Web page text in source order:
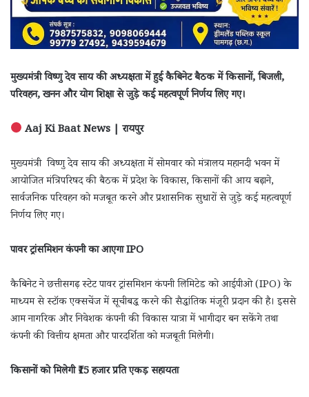
मुख्यमंत्री विष्णु देव साय की अध्यक्षता में हुई कैबिनेट बैठक में किसानों, बिजली,
परिवहन, खनन और योग शिक्षा से जुड़े कई महत्वपूर्ण निर्णय लिए गए।
Aaj Ki Baat News | रायपुर
मुख्यमंत्री विष्णु देव साय की अध्यक्षता में सोमवार को मंत्रालय महानदी भवन में
आयोजित मंत्रिपरिषद की बैठक में प्रदेश के विकास, किसानों की आय बढ़ाने,
सार्वजनिक परिवहन को मजबूत करने और प्रशासनिक सुधारों से जुड़े कई महत्वपूर्ण
निर्णय लिए गए।
पावर ट्रांसमिशन कंपनी का आएगा IPO
कैबिनेट ने छत्तीसगढ़ स्टेट पावर ट्रांसमिशन कंपनी लिमिटेड को आईपीओ (IPO) के
माध्यम से स्टॉक एक्सचेंज में सूचीबद्ध करने की सैद्धांतिक मंजूरी प्रदान की है। इससे
आम नागरिक और निवेशक कंपनी की विकास यात्रा में भागीदार बन सकेंगे तथा
कंपनी की वित्तीय क्षमता और पारदर्शिता को मजबूती मिलेगी।
किसानों को मिलेगी ₹15 हजार प्रति एकड़ सहायता